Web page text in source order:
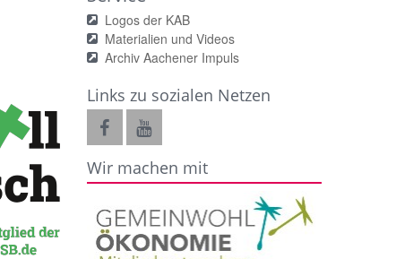
Logos der KAB
Materialien und Videos
Archiv Aachener Impuls
Links zu sozialen Netzen
Wir machen mit